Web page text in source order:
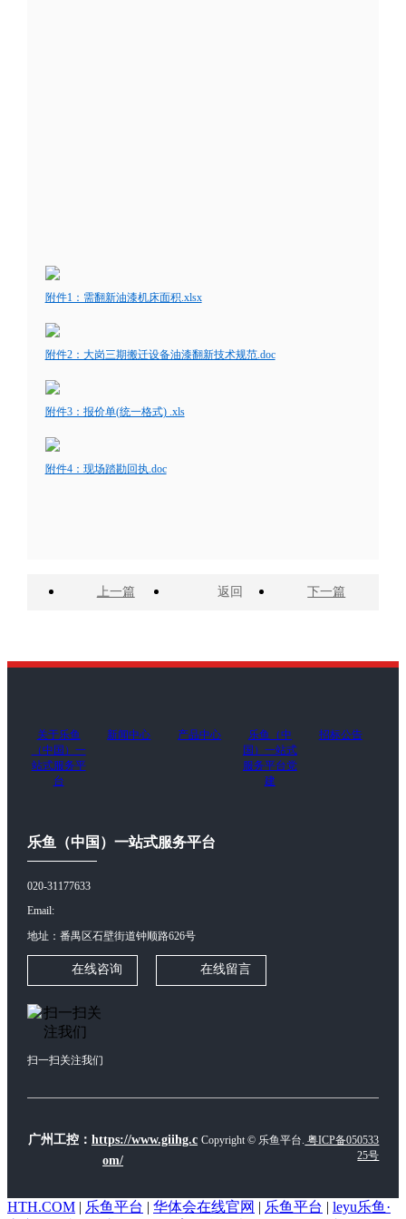
附件1：需翻新油漆机床面积.xlsx
附件2：大岗三期搬迁设备油漆翻新技术规范.doc
附件3：报价单(统一格式) .xls
附件4：现场踏勘回执.doc
上一篇 返回 下一篇
关于乐鱼
（中国）一
站式服务平
台
新闻中心 产品中心
乐鱼（中
国）一站式
服务平台党
建
招标公告
乐鱼（中国）一站式服务平台
020-31177633
Email:
地址：番禺区石壁街道钟顺路626号
在线咨询 在线留言
扫一扫关注我们
广州工控：https://www.giihg.c
om/
Copyright © 乐鱼平台. 粤ICP备050533
25号
HTH.COM | 乐鱼平台 | 华体会在线官网 | 乐鱼平台 | leyu乐鱼·